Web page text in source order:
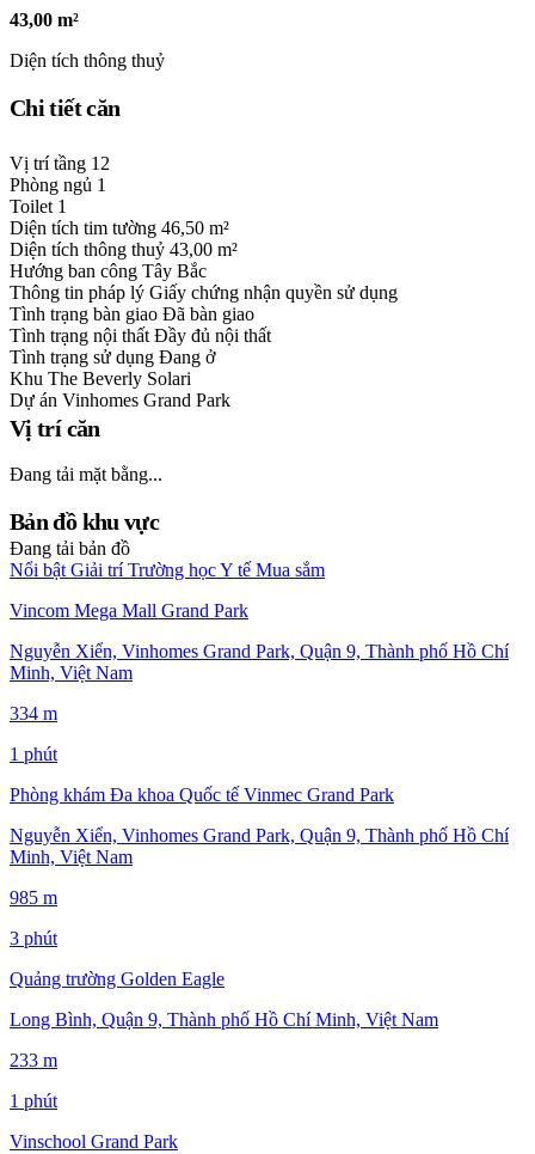
43,00 m²
Diện tích thông thuỷ
Chi tiết căn
Vị trí tầng 12
Phòng ngủ 1
Toilet 1
Diện tích tim tường 46,50 m²
Diện tích thông thuỷ 43,00 m²
Hướng ban công Tây Bắc
Thông tin pháp lý Giấy chứng nhận quyền sử dụng
Tình trạng bàn giao Đã bàn giao
Tình trạng nội thất Đầy đủ nội thất
Tình trạng sử dụng Đang ở
Khu The Beverly Solari
Dự án Vinhomes Grand Park
Vị trí căn
Đang tải mặt bằng...
Bản đồ khu vực
Đang tải bản đồ
Nổi bật Giải trí Trường họcY tế Mua sắm
Vincom Mega Mall Grand Park
Nguyễn Xiển, Vinhomes Grand Park, Quận 9, Thành phố Hồ Chí
Minh, Việt Nam
334 m
1 phút
Phòng khám Đa khoa Quốc tế Vinmec Grand Park
Nguyễn Xiển, Vinhomes Grand Park, Quận 9, Thành phố Hồ Chí
Minh, Việt Nam
985 m
3 phút
Quảng trường Golden Eagle
Long Bình, Quận 9, Thành phố Hồ Chí Minh, Việt Nam
233 m
1 phút
Vinschool Grand Park